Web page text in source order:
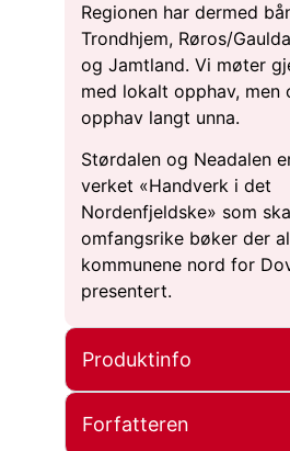
Regionen har dermed
Trondhjem, Røros/
og Jamtland. Vi møter
med lokalt opphav, men
opphav langt unna.
Størdalen og Neadalen
verket «Handverk i det
Nordenfjeldske» som
omfangsrike bøker der
kommunene nord for
presentert.
Produktinfo
Forfatteren